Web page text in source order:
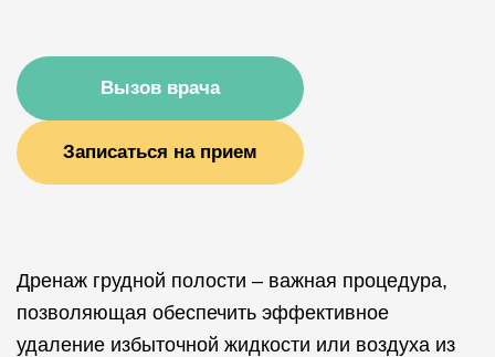
Вызов врача
Записаться на прием
Дренаж грудной полости – важная процедура,
позволяющая обеспечить эффективное
удаление избыточной жидкости или воздуха из